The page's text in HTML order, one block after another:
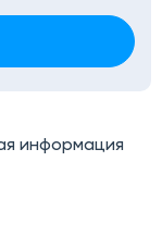
информация